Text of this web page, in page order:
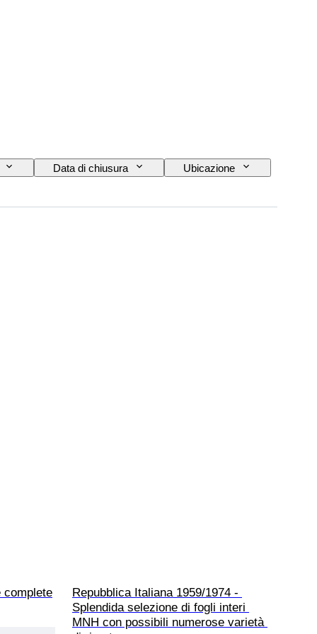
Data di chiusura
Ubicazione
complete
Repubblica Italiana 1959/1974 -
Splendida selezione di fogli interi
MNH con possibili numerose varietà